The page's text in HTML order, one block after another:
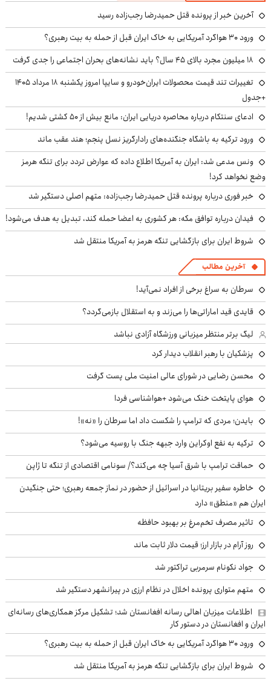
آخرین خبر از پرونده قتل حمیدرضا رجب‌زاده رسید
ورود ۳۰ هواگرد آمریکایی به خاک ایران قبل از حمله به بیت رهبری؟
۱۸ میلیون مجرد بالای ۴۵ سال؟ باید نشانه‌های بحران اجتماعی را جدی گرفت
تغییرات تند قیمت محصولات ایران‌خودرو و سایپا امروز یکشنبه ۱۸ مرداد ۱۴۰۵
+جدول
ادعای سنتکام درباره محاصره دریایی ایران: مانع بیش از ۵۰ کشتی شدیم!
ورود ترکیه به باشگاه جنگنده‌های رادارگریز نسل پنجم؛ هند عقب ماند
ونس مدعی شد: ایران به آمریکا اطلاع داده که عوارض تردد برای تنگه هرمز
وضع نخواهد کرد!
خبر فوری درباره پرونده قتل حمیدرضا رجب‌زاده: متهم اصلی دستگیر شد
فیدان درباره توافق مکه: هر کشوری به اعضا حمله کند، تبدیل به هدف می‌شود!
شروط ایران برای بازگشایی تنگه هرمز به آمریکا منتقل شد
آخرین مطالب
سرطان به سراغ برخی از افراد نمی‌آید!
قایدی قید اماراتی‌ها را می‌زند و به استقلال بازمی‌گردد؟
لیگ برتر منتظر میزبانی ورزشگاه آزادی نباشد
پزشکیان با رهبر انقلاب دیدار کرد
محسن رضایی در شورای عالی امنیت ملی پست گرفت
هوای پایتخت خنک می‌شود +هواشناسی فردا
بایدن؛ مردی که ترامپ را شکست داد اما سرطان را «نه»!
ترکیه به نفع اوکراین وارد جبهه جنگ با روسیه می‌شود؟
حماقت ترامپ با شرق آسیا چه می‌کند؟/ سونامی اقتصادی از تنگه تا ژاپن
خاطره سفیر بریتانیا در اسرائیل از حضور در نماز جمعه رهبری؛ حتی جنگیدن
ایران هم «منطق» دارد
تاثیر مصرف تخم‌مرغ بر بهبود حافظه
روز آرام در بازار ارز؛ قیمت دلار ثابت ماند
جواد نکونام سرمربی تراکتور شد
متهم متواری پرونده اخلال در نظام ارزی در پیرانشهر دستگیر شد
اطلاعات میزبان اهالی رسانه افغانستان شد؛ تشکیل مرکز همکاری‌های رسانه‌ای
ایران و افغانستان در دستور کار
ورود ۳۰ هواگرد آمریکایی به خاک ایران قبل از حمله به بیت رهبری؟
شروط ایران برای بازگشایی تنگه هرمز به آمریکا منتقل شد